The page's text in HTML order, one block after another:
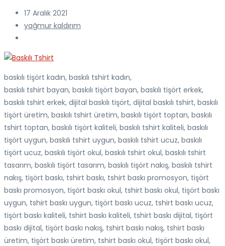
17 Aralık 2021
yağmur kaldırım
baskılı tişört kadın, baskılı tshirt kadın,
baskılı tshirt bayan, baskılı tişört bayan, baskılı tişört erkek,
baskılı tshirt erkek, dijital baskılı tişört, dijital baskılı tshirt, baskılı
tişört üretim, baskılı tshirt üretim, baskılı tişört toptan, baskılı
tshirt toptan, baskılı tişört kaliteli, baskılı tshirt kaliteli, baskılı
tişört uygun, baskılı tshirt uygun, baskılı tshirt ucuz, baskılı
tişört ucuz, baskılı tişört okul, baskılı tshirt okul, baskılı tshirt
tasarım, baskılı tişört tasarım, baskılı tişört nakış, baskılı tshirt
nakış, tişört baskı, tshirt baskı, tshirt baskı promosyon, tişört
baskı promosyon, tişört baskı okul, tshirt baskı okul, tişört baskı
uygun, tshirt baskı uygun, tişört baskı ucuz, tshirt baskı ucuz,
tişört baskı kaliteli, tshirt baskı kaliteli, tshirt baskı dijital, tişört
baskı dijital, tişört baskı nakış, tshirt baskı nakış, tshirt baskı
üretim, tişört baskı üretim, tshirt baskı okul, tişört baskı okul,